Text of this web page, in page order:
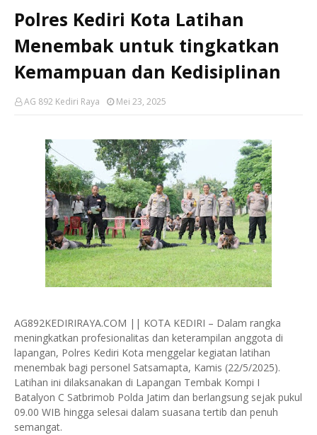
Polres Kediri Kota Latihan
Menembak untuk tingkatkan
Kemampuan dan Kedisiplinan
AG 892 Kediri Raya Mei 23, 2025
AG892KEDIRIRAYA.COM || KOTA KEDIRI – Dalam rangka
meningkatkan profesionalitas dan keterampilan anggota di
lapangan, Polres Kediri Kota menggelar kegiatan latihan
menembak bagi personel Satsamapta, Kamis (22/5/2025).
Latihan ini dilaksanakan di Lapangan Tembak Kompi I
Batalyon C Satbrimob Polda Jatim dan berlangsung sejak pukul
09.00 WIB hingga selesai dalam suasana tertib dan penuh
semangat.